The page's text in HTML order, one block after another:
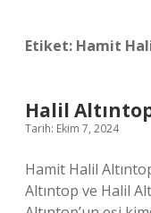
Etiket: Hamit
Halil
Tarih: Ekim 7, 2024
Hamit Halil
Altıntop ve Halil